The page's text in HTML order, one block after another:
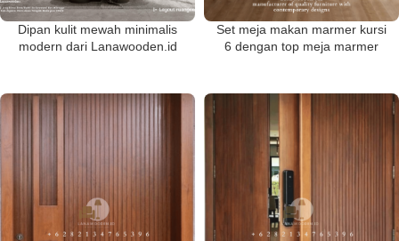
Dipan kulit mewah minimalis
modern dari Lanawooden.id
Set meja makan marmer kursi
6 dengan top meja marmer